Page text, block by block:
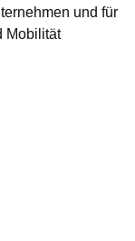
und für
Mobilität